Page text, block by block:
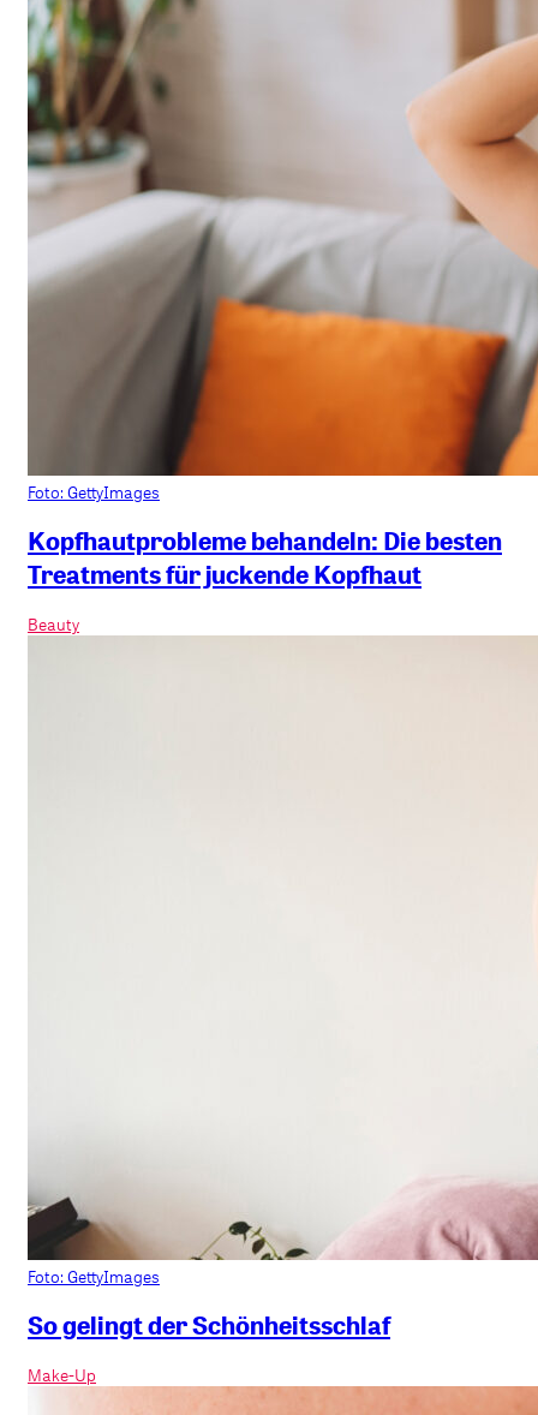
Foto: GettyImages
Kopfhautprobleme behandeln: Die besten
Treatments für juckende Kopfhaut
Beauty
Foto: GettyImages
So gelingt der Schönheitsschlaf
Make-Up